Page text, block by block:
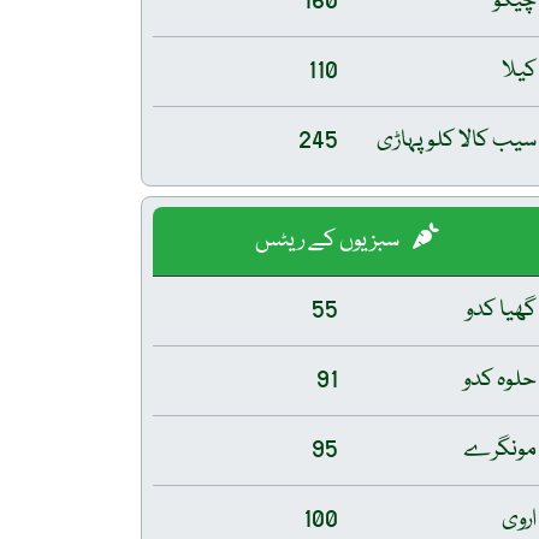
کیلا
110
سیب کالا کلو پہاڑی
245
سبزیوں کے ریٹس
گھیا کدو
55
حلوہ کدو
91
مونگرے
95
اروی
100